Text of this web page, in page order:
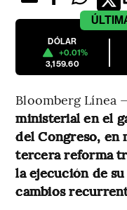
DÓLAR
+0.01%
3,159.60
Bloomberg Línea
ministerial en el
del Congreso, en
tercera reforma
la ejecución de
cambios